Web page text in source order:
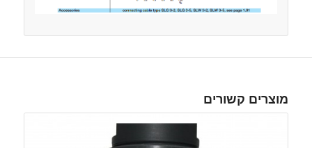
מוצרים קשורים